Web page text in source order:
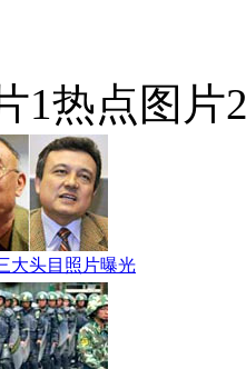
1热点图片
大头目照片曝光